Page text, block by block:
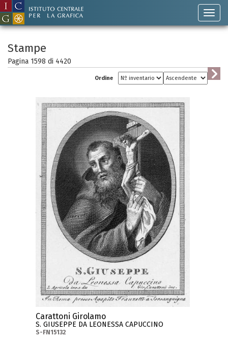
Stampe
Pagina 1598 di 4420
Ordine
Carattoni Girolamo
S. GIUSEPPE DA LEONESSA CAPUCCINO
S-FN15132